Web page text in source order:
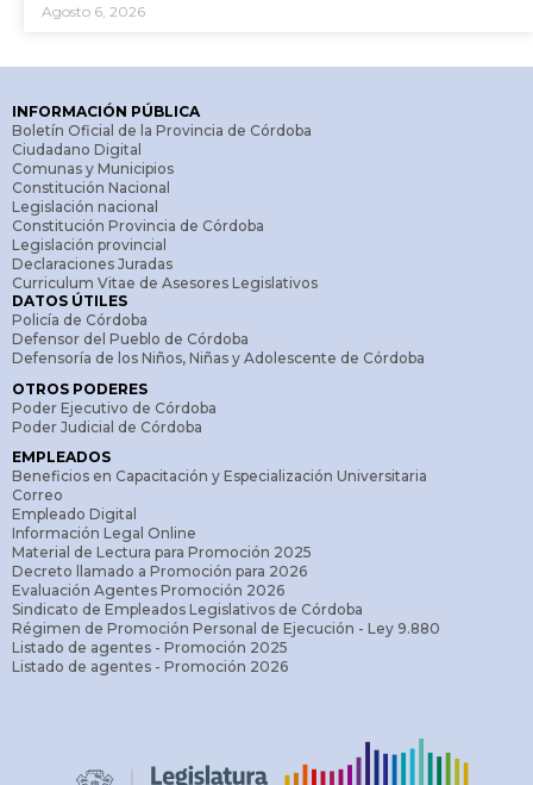
Agosto 6, 2026
INFORMACIÓN PÚBLICA
Boletín Oficial de la Provincia de Córdoba
Ciudadano Digital
Comunas y Municipios
Constitución Nacional
Legislación nacional
Constitución Provincia de Córdoba
Legislación provincial
Declaraciones Juradas
Curriculum Vitae de Asesores Legislativos
DATOS ÚTILES
Policía de Córdoba
Defensor del Pueblo de Córdoba
Defensoría de los Niños, Niñas y Adolescente de Córdoba
OTROS PODERES
Poder Ejecutivo de Córdoba
Poder Judicial de Córdoba
EMPLEADOS
Beneficios en Capacitación y Especialización Universitaria
Correo
Empleado Digital
Información Legal Online
Material de Lectura para Promoción 2025
Decreto llamado a Promoción para 2026
Evaluación Agentes Promoción 2026
Sindicato de Empleados Legislativos de Córdoba
Régimen de Promoción Personal de Ejecución - Ley 9.880
Listado de agentes - Promoción 2025
Listado de agentes - Promoción 2026